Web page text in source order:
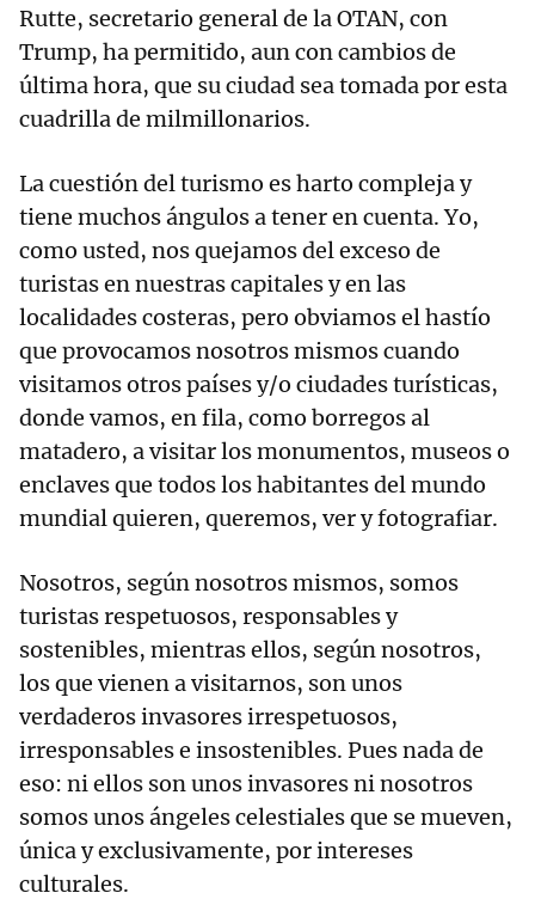
Rutte, secretario general de la OTAN, con
Trump, ha permitido, aun con cambios de
última hora, que su ciudad sea tomada por esta
cuadrilla de milmillonarios.
La cuestión del turismo es harto compleja y
tiene muchos ángulos a tener en cuenta. Yo,
como usted, nos quejamos del exceso de
turistas en nuestras capitales y en las
localidades costeras, pero obviamos el hastío
que provocamos nosotros mismos cuando
visitamos otros países y/o ciudades turísticas,
donde vamos, en fila, como borregos al
matadero, a visitar los monumentos, museos o
enclaves que todos los habitantes del mundo
mundial quieren, queremos, ver y fotografiar.
Nosotros, según nosotros mismos, somos
turistas respetuosos, responsables y
sostenibles, mientras ellos, según nosotros,
los que vienen a visitarnos, son unos
verdaderos invasores irrespetuosos,
irresponsables e insostenibles. Pues nada de
eso: ni ellos son unos invasores ni nosotros
somos unos ángeles celestiales que se mueven,
única y exclusivamente, por intereses
culturales.